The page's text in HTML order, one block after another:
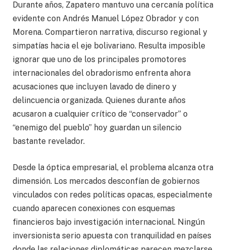
Durante años, Zapatero mantuvo una cercanía política
evidente con Andrés Manuel López Obrador y con
Morena. Compartieron narrativa, discurso regional y
simpatías hacia el eje bolivariano. Resulta imposible
ignorar que uno de los principales promotores
internacionales del obradorismo enfrenta ahora
acusaciones que incluyen lavado de dinero y
delincuencia organizada. Quienes durante años
acusaron a cualquier crítico de “conservador” o
“enemigo del pueblo” hoy guardan un silencio
bastante revelador.
Desde la óptica empresarial, el problema alcanza otra
dimensión. Los mercados desconfían de gobiernos
vinculados con redes políticas opacas, especialmente
cuando aparecen conexiones con esquemas
financieros bajo investigación internacional. Ningún
inversionista serio apuesta con tranquilidad en países